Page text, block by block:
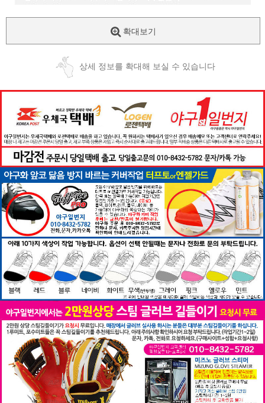
확대보기
상세 정보를 확대해 보실 수 있습니다